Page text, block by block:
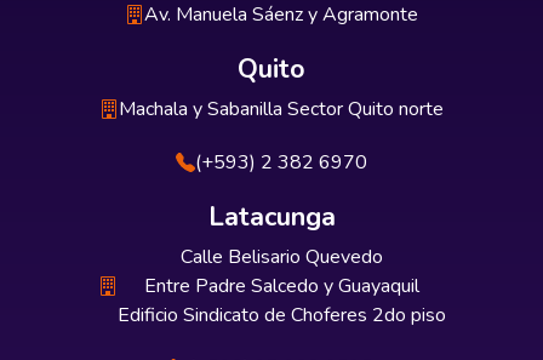
Av. Manuela Sáenz y Agramonte
Quito
Machala y Sabanilla Sector Quito norte
(+593) 2 382 6970
Latacunga
Calle Belisario Quevedo
Entre Padre Salcedo y Guayaquil
Edificio Sindicato de Choferes 2do piso